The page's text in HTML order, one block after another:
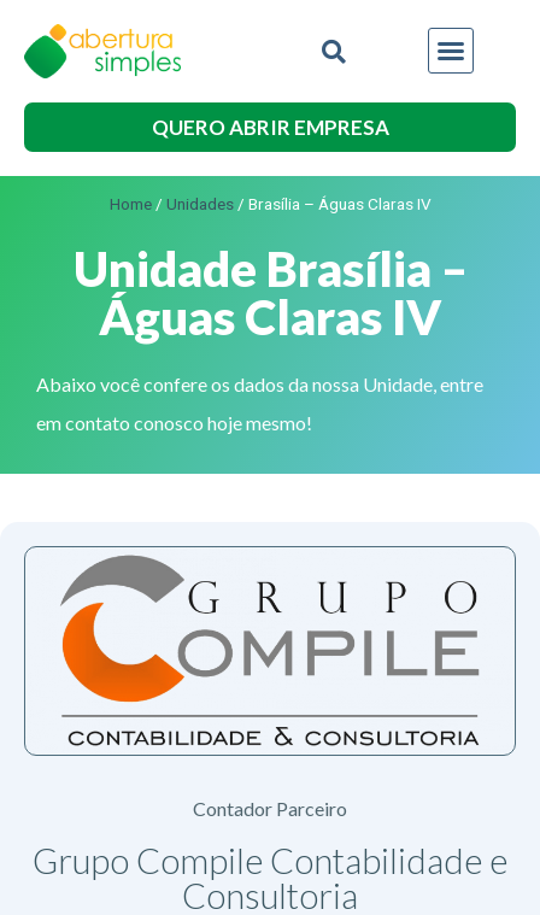
QUERO ABRIR EMPRESA
Home/ Unidades/ Brasília – Águas Claras IV
Unidade Brasília –
Águas Claras IV
Abaixo você confere os dados da nossa Unidade, entre
em contato conosco hoje mesmo!
Contador Parceiro
Grupo Compile Contabilidade e
Consultoria